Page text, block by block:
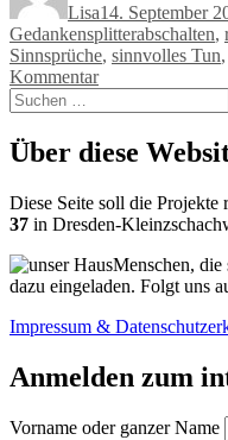
Lisa14. September
Gedankensplitterabschalten,
Sinnsprüche, sinnvolles Tun,
Kommentarzu
Spruch
des
Tages
Suchen
nach:
Über diese
Diese Seite soll die Projekte
37 in Dresden-
Menschen, die
dazu eingeladen. Folgt uns
Impressum &
Anmelden zum
Vorname oder ganzer Name